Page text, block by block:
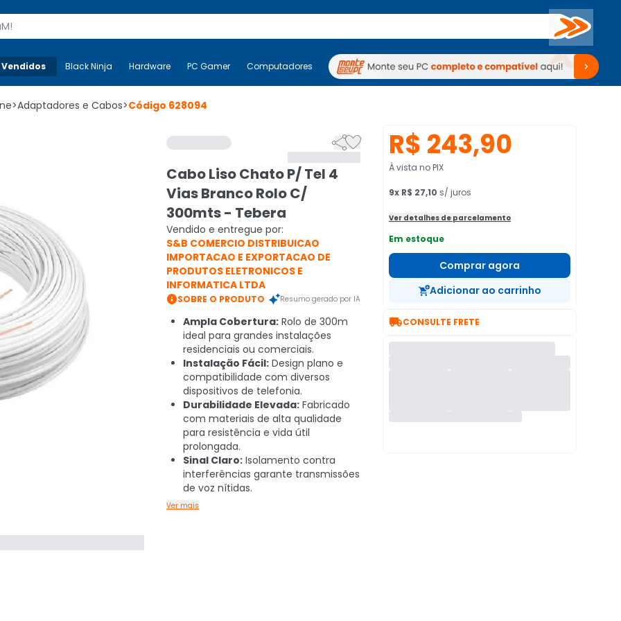
Buscar
Mais-v- Black Ninja Hardware PC Gamer Computadores Periféricos TV Venda no KaBuM!
Black Ninja Hardware PC Gamer Computadores Periféricos TV Venda no KaBuM!
>Adaptadores e Cabos>Código 628094

Cabo Liso Chato P/ Tel 4
Vias Branco Rolo C/
300mts - Tebera
Vendido e entregue por:
S&B COMERCIO DISTRIBUICAO
IMPORTACAO E EXPORTACAO DE
PRODUTOS ELETRONICOS E
INFORMATICA LTDA
SOBRE O PRODUTO Resumo gerado por IA
Ampla Cobertura: Rolo de 300m
ideal para grandes instalações
residenciais ou comerciais.
Instalação Fácil: Design plano e
compatibilidade com diversos
dispositivos de telefonia.
Durabilidade Elevada: Fabricado
com materiais de alta qualidade
para resistência e vida útil
prolongada.
Sinal Claro: Isolamento contra
interferências garante transmissões
de voz nítidas.
Ver mais
R$ 243,90
À vista no PIX
9x R$ 27,10 s/ juros
Ver detalhes de parcelamento
Em estoque
Comprar agora
Adicionar ao carrinho
CONSULTE FRETE